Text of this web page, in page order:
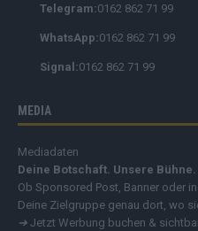
Telegram:0162 862 71 99
WhatsApp:0162 862 71 99
Signal:0162 862 71 99
MEDIA
Mediadaten
Deine Botschaft. Unsere Bühne.
Ob Sponsored Post, Banner oder
Deine Zielgruppe genau dort, wo
➔ Jetzt Werbung buchen &